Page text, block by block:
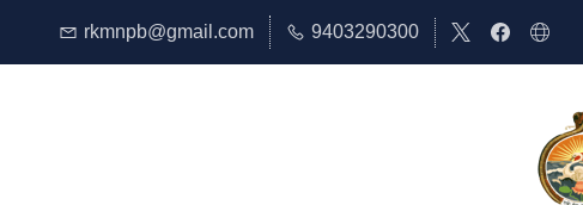
rkmnpb@gmail.com 9403290300